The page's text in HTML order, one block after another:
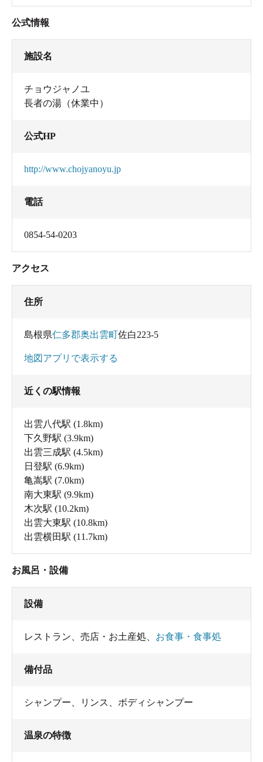
公式情報
施設名
チョウジャノユ
長者の湯（休業中）
公式HP
http://www.chojyanoyu.jp
電話
0854-54-0203
アクセス
住所
島根県仁多郡奥出雲町佐白223-5
地図アプリで表示する
近くの駅情報
出雲八代駅 (1.8km)
下久野駅 (3.9km)
出雲三成駅 (4.5km)
日登駅 (6.9km)
亀嵩駅 (7.0km)
南大東駅 (9.9km)
木次駅 (10.2km)
出雲大東駅 (10.8km)
出雲横田駅 (11.7km)
お風呂・設備
設備
レストラン 売店・お土産処 お食事・食事処
備付品
シャンプー リンス ボディシャンプー
温泉の特徴